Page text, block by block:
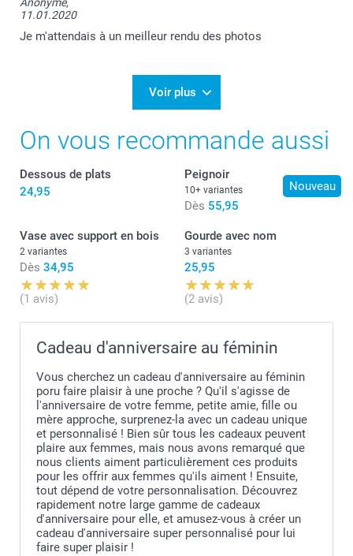
11.01.2020
Je m'attendais à un meilleur rendu des photos
Voir plus
On vous recommande aussi
Dessous de plats
24,95
Nouveau
Peignoir
10+ variantes
Dès 55,95
Vase avec support en bois
2 variantes
Dès 34,95
(1 avis)
Gourde avec nom
3 variantes
25,95
(2 avis)
Cadeau d'anniversaire au féminin
Vous cherchez un cadeau d'anniversaire au féminin
poru faire plaisir à une proche ? Qu'il s'agisse de
l'anniversaire de votre femme, petite amie, fille ou
mère approche, surprenez-la avec un cadeau unique
et personnalisé ! Bien sûr tous les cadeaux peuvent
plaire aux femmes, mais nous avons remarqué que
nous clients aiment particulièrement ces produits
pour les offrir aux femmes qu'ils aiment ! Ensuite,
tout dépend de votre personnalisation. Découvrez
rapidement notre large gamme de cadeaux
d'anniversaire pour elle, et amusez-vous à créer un
cadeau d'anniversaire super personnalisé pour lui
faire super plaisir !